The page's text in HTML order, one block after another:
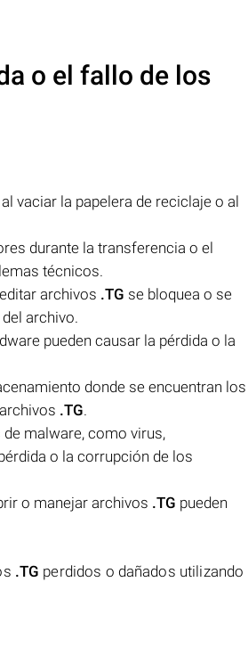
o el fallo de los
vaciar la papelera de reciclaje o al
durante la transferencia o el
técnicos.
archivos .TG se bloquea o se
archivo.
pueden causar la pérdida o la
donde se encuentran los
.TG.
malware, como virus,
o la corrupción de los
o manejar archivos .TG pueden
.TG perdidos o dañados utilizando